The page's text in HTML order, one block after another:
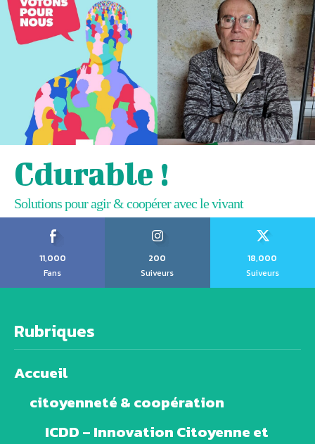
Cdurable !
Solutions pour agir & coopérer avec le vivant
11,000
Fans
200
Suiveurs
18,000
Suiveurs
Rubriques
Accueil
citoyenneté & coopération
ICDD – Innovation Citoyenne et